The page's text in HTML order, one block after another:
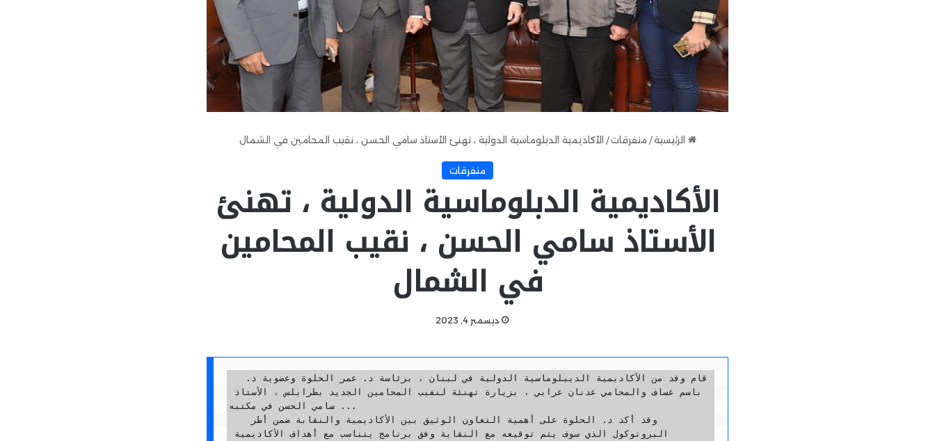
الرئيسية / متفرقات / الأكاديمية الدبلوماسية الدولية ، تهنئ الأستاذ سامي الحسن ، نقيب المحامين في الشمال
متفرقات
الأكاديمية الدبلوماسية الدولية ، تهنئ
الأستاذ سامي الحسن ، نقيب المحامين
في الشمال
ديسمبر 4, 2023
سامي الحسن في مكتبه ...